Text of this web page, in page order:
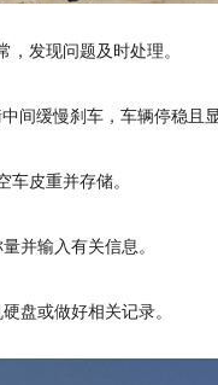
，发现问题及时处理。
间缓慢刹车，车辆停稳且
车皮重并存储。
并输入有关信息。
盘或做好相关记录。